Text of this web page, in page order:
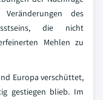
des
die nicht
Mehlen zu
Europa verschüttet,
gestiegen blieb. Im